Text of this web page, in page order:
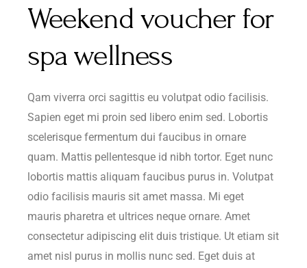
Weekend voucher for
spa wellness
Qam viverra orci sagittis eu volutpat odio facilisis.
Sapien eget mi proin sed libero enim sed. Lobortis
scelerisque fermentum dui faucibus in ornare
quam. Mattis pellentesque id nibh tortor. Eget nunc
lobortis mattis aliquam faucibus purus in. Volutpat
odio facilisis mauris sit amet massa. Mi eget
mauris pharetra et ultrices neque ornare. Amet
consectetur adipiscing elit duis tristique. Ut etiam sit
amet nisl purus in mollis nunc sed. Eget duis at